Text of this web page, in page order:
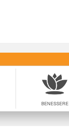
BENESSERE